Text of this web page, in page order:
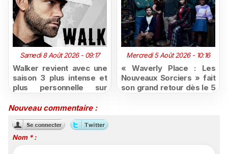
Samedi 8 Août 2026 - 09:17
Walker revient avec une
saison 3 plus intense et
plus personnelle sur
Mercredi 5 Août 2026 - 10:16
« Waverly Place : Les
Nouveaux Sorciers » fait
son grand retour dès le 5
Nouveau commentaire :
Nom * :